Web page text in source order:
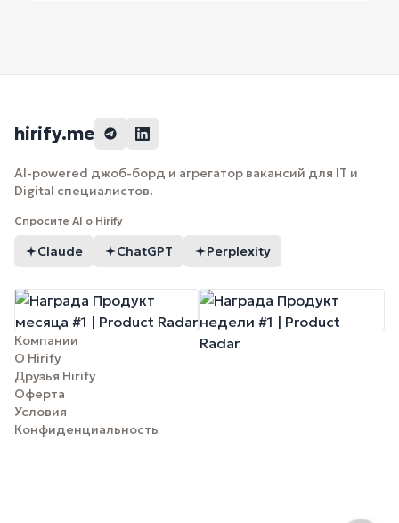
hirify.me
AI-powered джоб-борд и агрегатор вакансий для IT и
Digital специалистов.
Спросите AI о Hirify
Claude ChatGPT Perplexity
Компании
О Hirify
Друзья Hirify
Оферта
Условия
Конфиденциальность